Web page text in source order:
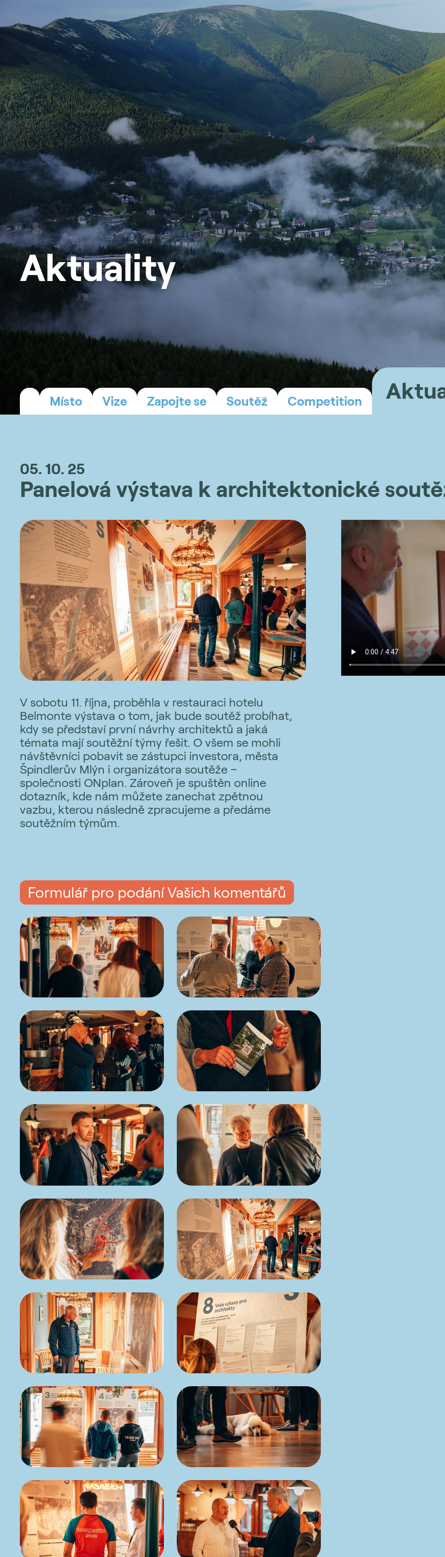
Aktuality
Místo Vize Zapojte se Soutěž Competition
05. 10. 25
Panelová výstava k architektonické
V sobotu 11. října, proběhla v restauraci hotelu
Belmonte výstava o tom, jak bude soutěž probíhat,
kdy se představí první návrhy architektů a jaká
témata mají soutěžní týmy řešit. O všem se mohli
návštěvníci pobavit se zástupci investora, města
Špindlerův Mlýn i organizátora soutěže –
společnosti ONplan. Zároveň je spuštěn online
dotazník, kde nám můžete zanechat zpětnou
vazbu, kterou následně zpracujeme a předáme
soutěžním týmům.
Formulář pro podání Vašich komentářů